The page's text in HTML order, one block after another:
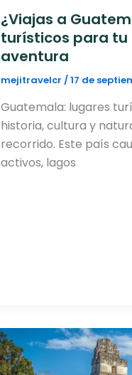
¿Viajas a
turísticos para tu
aventura
mejitravelcr /17 de
Guatemala: lugares
historia, cultura y
recorrido. Este país
activos, lagos